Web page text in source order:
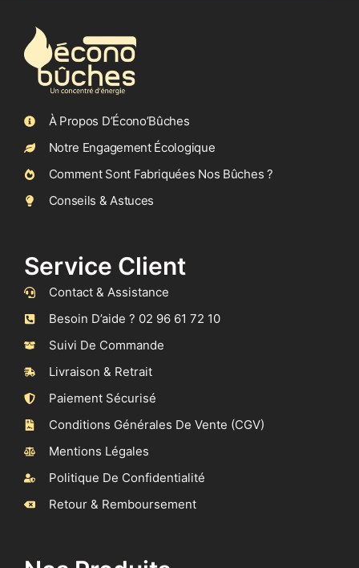
À Propos D’Écono’Bûches
Notre Engagement Écologique
Comment Sont Fabriquées Nos Bûches ?
Conseils & Astuces
Service Client
Contact & Assistance
Besoin D’aide ? 02 96 61 72 10
Suivi De Commande
Livraison & Retrait
Paiement Sécurisé
Conditions Générales De Vente (CGV)
Mentions Légales
Politique De Confidentialité
Retour & Remboursement